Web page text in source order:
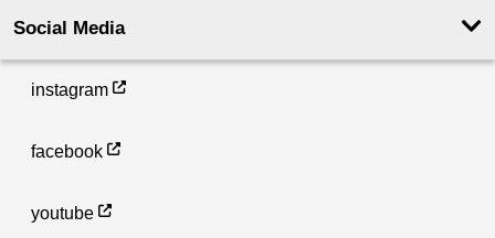
Social Media
instagram
facebook
youtube